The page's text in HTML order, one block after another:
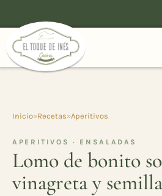
Inicio»Recetas»Aperitivos
APERITIVOS · ENSALADAS
Lomo de bonito
vinagreta y